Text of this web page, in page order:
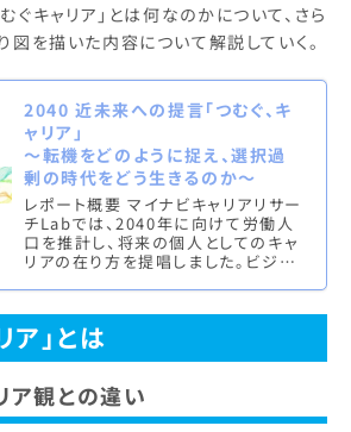
ぐキャリア」とは何なのかについて、さら
図を描いた内容について解説していく。
2040 近未来への提言「つむぐ、キ
ャリア」
～転機をどのように捉え、選択過
剰の時代をどう生きるのか～
レポート概要 マイナビキャリアリサー
チLabでは、2040年に向けて労働人
口を推計し、将来の個人としてのキャ
リアの在り方を提唱しました。ビジネ
ア」とは
ア観との違い